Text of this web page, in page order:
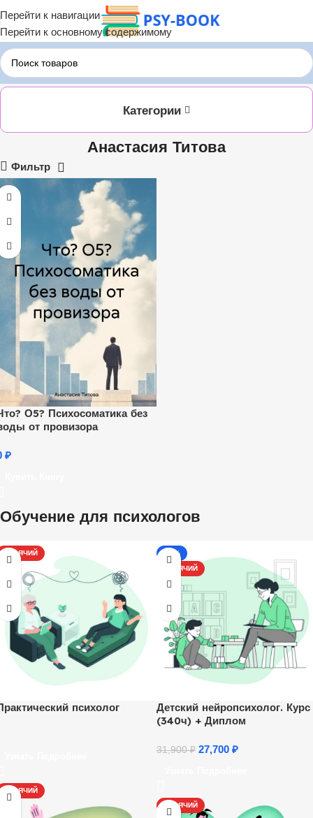
Перейти к навигации
Перейти к основному содержимому
Главная Анастасия Титова
Категории
Анастасия Титова
Фильтр
О5? Психосоматика без
от провизора
₽
Обучение для психологов
ГОРЯЧИЙ
психолог
-13%
ГОРЯЧИЙ
Детский нейропсихолог. Курс
(340ч) + Диплом
31,900₽ 27,700 ₽
ГОРЯЧИЙ
ГОРЯЧИЙ